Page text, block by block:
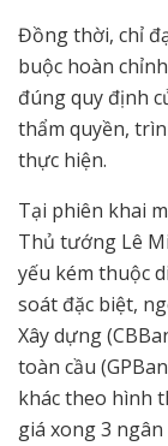
Đồng thời, chỉ
buộc hoàn
đúng quy định
thẩm quyền,
thực hiện.
Tại phiên khai
Thủ tướng Lê
yếu kém thuộc
soát đặc biệt,
Xây dựng
toàn cầu
khác theo hình
giá xong 3